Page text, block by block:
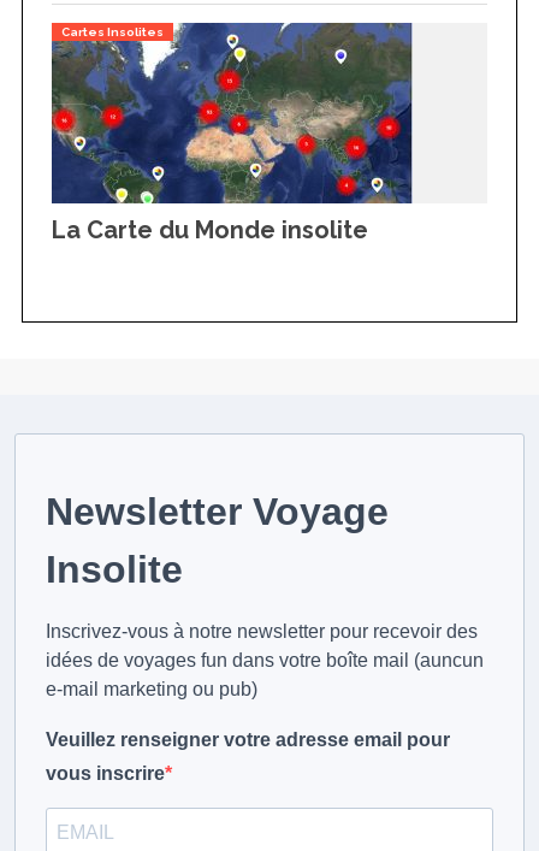
Cartes Insolites
La Carte du Monde insolite
Newsletter Voyage
Insolite
Inscrivez-vous à notre newsletter pour recevoir des
idées de voyages fun dans votre boîte mail (auncun
e-mail marketing ou pub)
Veuillez renseigner votre adresse email pour
vous inscrire